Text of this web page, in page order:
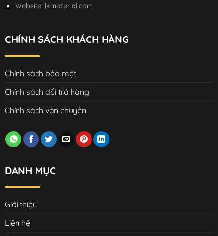
Website: lkmaterial.com
CHÍNH SÁCH KHÁCH HÀNG
Chính sách bảo mật
Chính sách đổi trả hàng
Chính sách vận chuyển
DANH MỤC
Giới thiệu
Liên hệ